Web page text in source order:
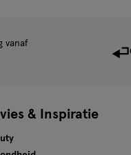
vanaf
& Inspiratie